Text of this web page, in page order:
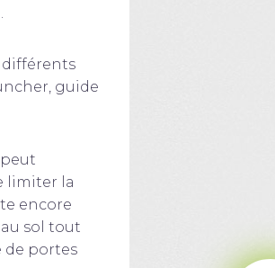
différents
guide
limiter la
encore
sol tout
de portes